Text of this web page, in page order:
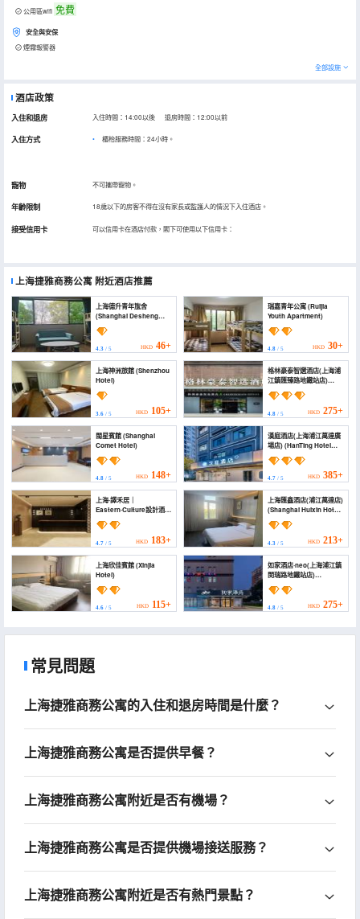
公用區wifi 免費
安全與安保
煙霧報警器
全部設施
酒店政策
入住和退房 入住時間：14:00以後 退房時間：12:00以前
入住方式 櫃枱服務時間：24小時。
寵物 不可攜帶寵物。
年齡限制 18歲以下的房客不得在沒有家長或監護人的情況下入住酒店。
接受信用卡 可以信用卡在酒店付款，閣下可使用以下信用卡：
上海捷雅商務公寓 附近酒店推薦
上海德升青年旊舍
(Shanghai Desheng
Youth Hostel)
4.3 / 5 HKD 46+
瑞嘉青年公寓 (Ruijia
Youth Apartment)
4.8/ 5 HKD 30+
上海神洲旅館 (Shenzhou
Hotel)
3.6 / 5 HKD 105+
格林豪泰智選酒店(上海浦
江鎮匯臻路地鐵站店)
(GreenTree Inn Express
Hotel (Shanghai Pujiang
Town Huizhen Road
Subway Station))
4.8/ 5 HKD 275+
閩星賓館 (Shanghai
Comet Hotel)
4.8 / 5 HKD 148+
漢庭酒店(上海浦江萬達廣
場店) (HanTing Hotel
(Shanghai Pujiang
Wanda Plaza))
4.7/ 5 HKD 385+
上海·譯禾居｜
Eastern·Culture設計酒店
(浦江鎮浦航路地鐵店)
(From · Y Translation
Heju Hotel (Puhang
Road Subway Station
Branch))
4.7 / 5 HKD 183+
上海匯鑫酒店(浦江萬達店)
(Shanghai Huixin Hotel
(Pujiang Wanda))
4.3/ 5 HKD 213+
上海欣佳賓館 (Xinjia
Hotel)
4.6 / 5 HKD 115+
如家酒店·neo(上海浦江鎮
閔瑞路地鐵站店)
(Homeinn · neo
(Shanghai Pujiang Town
Minrui Road Subway
Station))
4.8/ 5 HKD 275+
常見問題
上海捷雅商務公寓的入住和退房時間是什麼？
上海捷雅商務公寓是否提供早餐？
上海捷雅商務公寓附近是否有機場？
上海捷雅商務公寓是否提供機場接送服務？
上海捷雅商務公寓附近是否有熱門景點？